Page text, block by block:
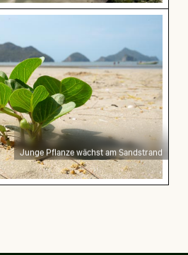
am Sandstrand
Junge Pflanze wächst am Sandstrand